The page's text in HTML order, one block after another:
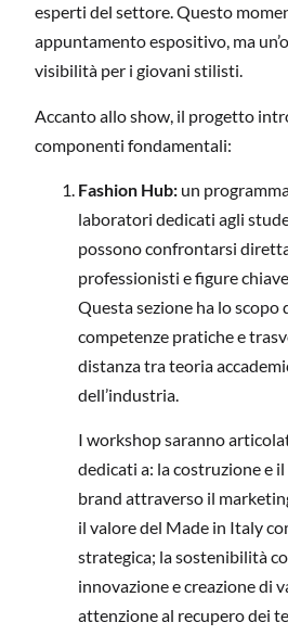
esperti del settore. Questo
appuntamento espositivo, ma
visibilità per i giovani stilisti.
Accanto allo show, il progetto
componenti fondamentali:
Fashion Hub: un
laboratori dedicati agli
possono confrontarsi
professionisti e figure
Questa sezione ha lo scopo
competenze pratiche e
distanza tra teoria
dell’industria.
I workshop saranno
dedicati a: la costruzione e
brand attraverso il
il valore del Made in Italy
strategica; la sostenibilità
innovazione e creazione di
attenzione al recupero dei